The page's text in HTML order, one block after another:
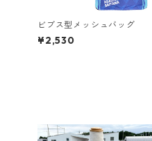
ビブス型メッシュバッグ
¥2,530